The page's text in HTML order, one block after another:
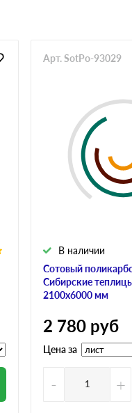
Сотовый
Сибирские
2100х6000 мм
В наличии
Арт. SotPo-93029
2 780 руб
Цена за
- +